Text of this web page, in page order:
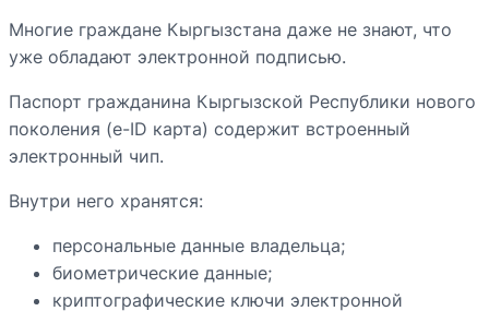
Многие граждане Кыргызстана даже не знают, что
уже обладают электронной подписью.
Паспорт гражданина Кыргызской Республики нового
поколения (e-ID карта) содержит встроенный
электронный чип.
Внутри него хранятся:
персональные данные владельца;
биометрические данные;
криптографические ключи электронной